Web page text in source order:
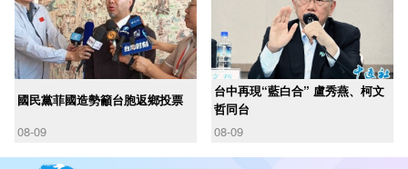
國民黨菲國造勢籲台胞返鄉投票
08-09
台中再現“藍白合” 盧秀燕、柯文
哲同台
08-09